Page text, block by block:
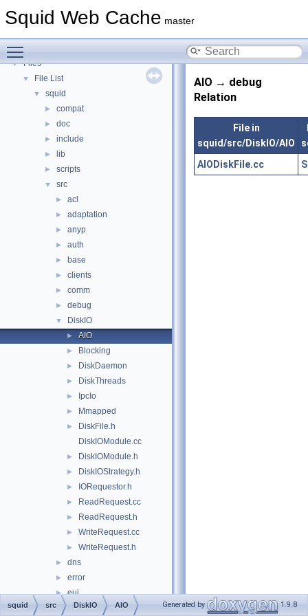
Squid Web Cache master
► Topics
►
▼ Files
▼ File List
▼ squid
► compat
► doc
► include
► lib
► scripts
▼ src
► acl
► adaptation
► anyp
► auth
► base
► clients
► comm
► debug
▼ DiskIO
► AIO
► Blocking
► DiskDaemon
► DiskThreads
► IpcIo
► Mmapped
►
DiskFile.h
DiskIOModule.cc
► DiskIOModule.h
► DiskIOStrategy.h
► IORequestor.h
► ReadRequest.cc
► ReadRequest.h
► WriteRequest.cc
► WriteRequest.h
► dns
► error
► eui
► format
AIO → debug
Relation
File in
squid/src/DiskIO/AIO
AIODiskFile.cc
squid src DiskIO AIO Generated by 1.9.8